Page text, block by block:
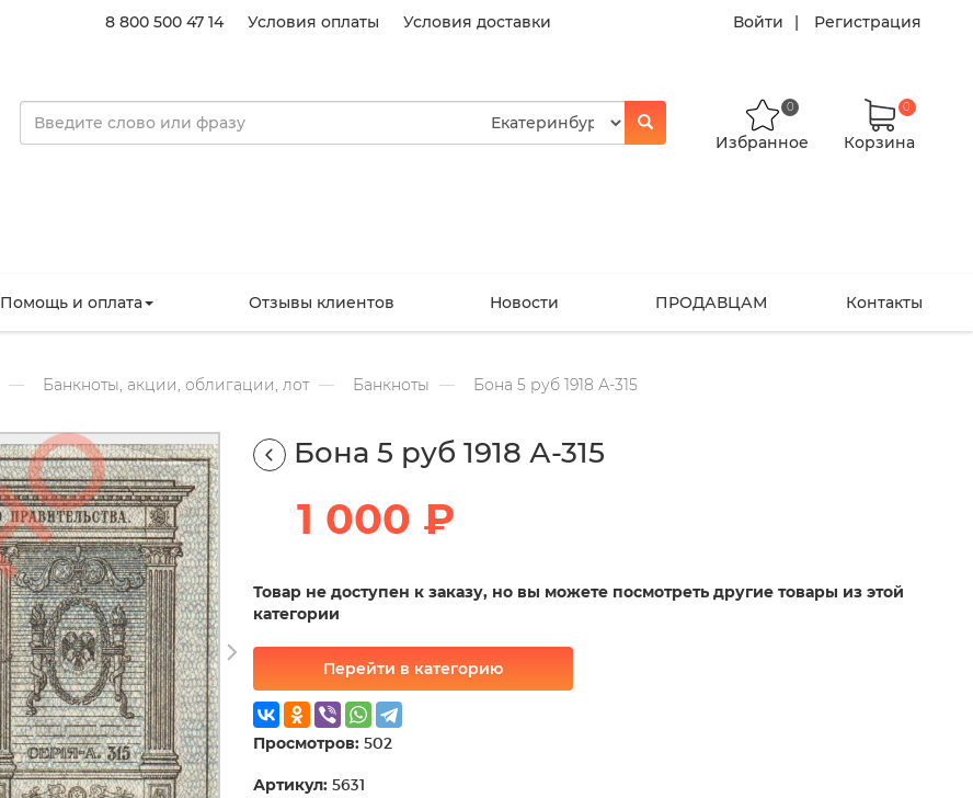
8 800 500 47 14 Условия оплаты Условия доставки Войти Регистрация
Избранное
0
Корзина
0
Помощь и оплата Отзывы клиентов Новости ПРОДАВЦАМ Контакты
Банкноты, акции, облигации, лот Банкноты Бона 5 руб 1918 А-315
Бона 5 руб 1918 А-315
1 000 ₽
Товар не доступен к заказу, но вы можете посмотреть другие товары из этой
категории
Перейти в категорию
Просмотров: 502
Артикул: 5631